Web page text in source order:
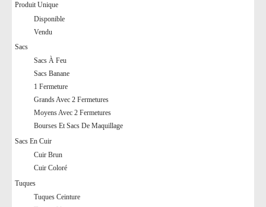
Produit Unique
Disponible
Vendu
Sacs
Sacs À Feu
Sacs Banane
1 Fermeture
Grands Avec 2 Fermetures
Moyens Avec 2 Fermetures
Bourses Et Sacs De Maquillage
Sacs En Cuir
Cuir Brun
Cuir Coloré
Tuques
Tuques Ceinture